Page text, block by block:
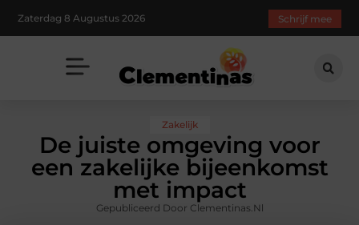
Zaterdag 8 Augustus 2026 Schrijf mee
Zakelijk
De juiste omgeving voor
een zakelijke bijeenkomst
met impact
Gepubliceerd Door Clementinas.nl